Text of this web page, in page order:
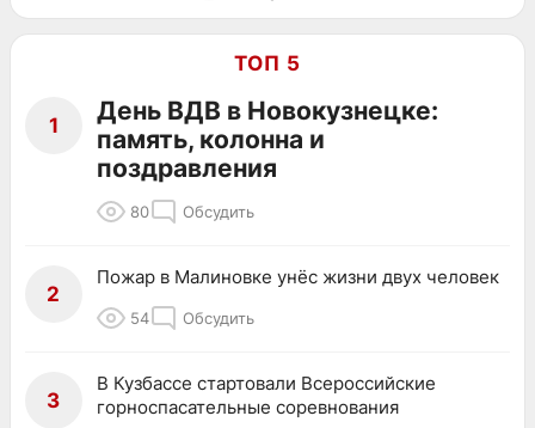
ТОП 5
1
День ВДВ в Новокузнецке:
память, колонна и
поздравления
80 Обсудить
2
Пожар в Малиновке унёс жизни двух человек
54 Обсудить
3
В Кузбассе стартовали Всероссийские
горноспасательные соревнования